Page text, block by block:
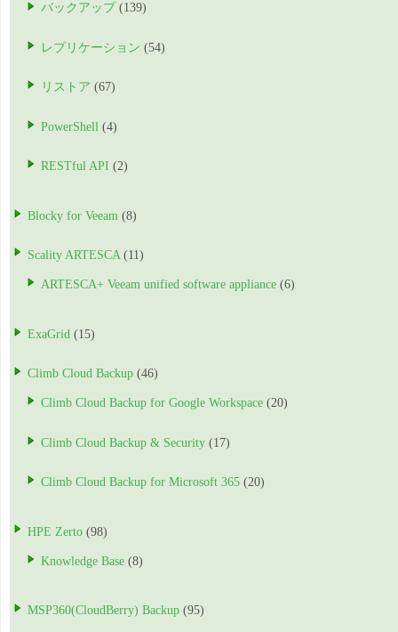
バックアップ (139)
レプリケーション (54)
リストア (67)
PowerShell (4)
RESTful API (2)
Blocky for Veeam (8)
Scality ARTESCA (11)
ARTESCA+ Veeam unified software appliance (6)
ExaGrid (15)
Climb Cloud Backup (46)
Climb Cloud Backup for Google Workspace (20)
Climb Cloud Backup & Security (17)
Climb Cloud Backup for Microsoft 365 (20)
HPE Zerto (98)
Knowledge Base (8)
MSP360(CloudBerry) Backup (95)